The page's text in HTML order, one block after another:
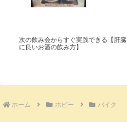
次の飲み会からすぐ実践できる【肝臓
に良いお酒の飲み方】
ホーム ホビー バイク